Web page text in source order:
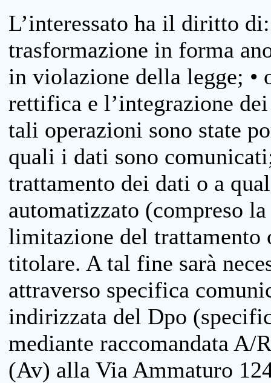
L’interessato ha il diritto
trasformazione in forma
in violazione della legge; •
rettifica e l’integrazione
tali operazioni sono state
quali i dati sono
trattamento dei dati o a
automatizzato (compreso
limitazione del trattamento
titolare. A tal fine sarà
attraverso specifica
indirizzata del Dpo
mediante raccomandata
(Av) alla Via Ammaturo